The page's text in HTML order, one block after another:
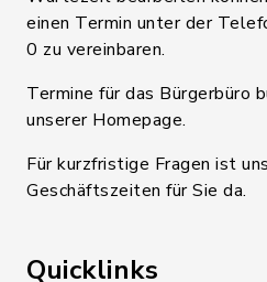
einen Termin unter der
0 zu vereinbaren.
Termine für das Bürgerbüro
unserer Homepage.
Für kurzfristige Fragen ist
Geschäftszeiten für Sie da.
Quicklinks